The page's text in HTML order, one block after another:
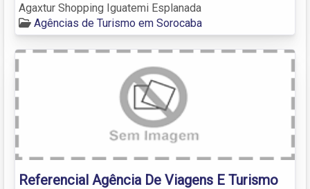
Agaxtur Shopping Iguatemi Esplanada
Agências de Turismo em Sorocaba
Referencial Agência De Viagens E Turismo